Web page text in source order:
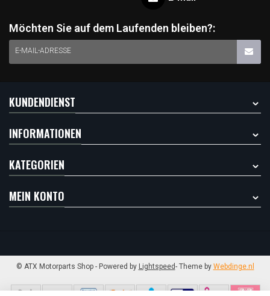
Möchten Sie auf dem Laufenden bleiben?:
E-MAIL-ADRESSE
KUNDENDIENST
INFORMATIONEN
KATEGORIEN
MEIN KONTO
© ATX Motorparts Shop - Powered by Lightspeed- Theme by Webdinge.nl